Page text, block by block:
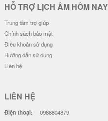
HỖ TRỢ LỊCH ÂM HÔM NAY
Trung tâm trợ giúp
Chính sách bảo mật
Điều khoản sử dụng
Hướng dẫn sử dụng
Liên hệ
LIÊN HỆ
Điện thoại: 0986804879